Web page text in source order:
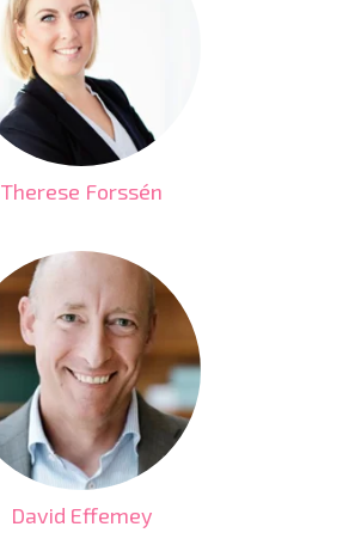
Therese Forssén
David Effemey